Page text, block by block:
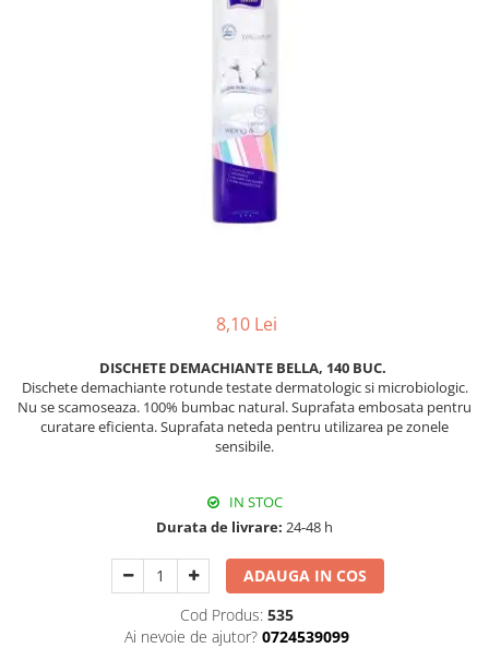
8,10 Lei
DISCHETE DEMACHIANTE BELLA, 140 BUC.
Dischete demachiante rotunde testate dermatologic si microbiologic.
Nu se scamoseaza. 100% bumbac natural. Suprafata embosata pentru
curatare eficienta. Suprafata neteda pentru utilizarea pe zonele
sensibile.
IN STOC
Durata de livrare: 24-48 h
ADAUGA IN COS
Cod Produs: 535
Ai nevoie de ajutor? 0724539099